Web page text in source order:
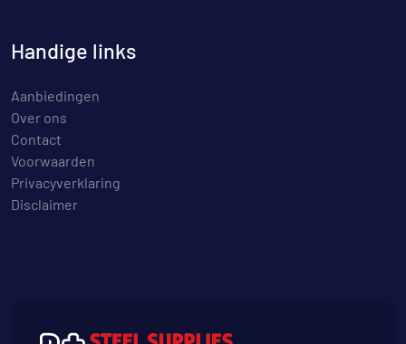
Handige links
Aanbiedingen
Over ons
Contact
Voorwaarden
Privacyverklaring
Disclaimer